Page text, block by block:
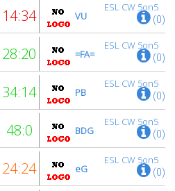
ESL CW 5on5
14:34 VU (0)
ESL CW 5on5
28:20 =FA= (0)
ESL CW 5on5
34:14 PB (0)
ESL CW 5on5
48:0 BDG (0)
ESL CW 5on5
24:24 eG (0)